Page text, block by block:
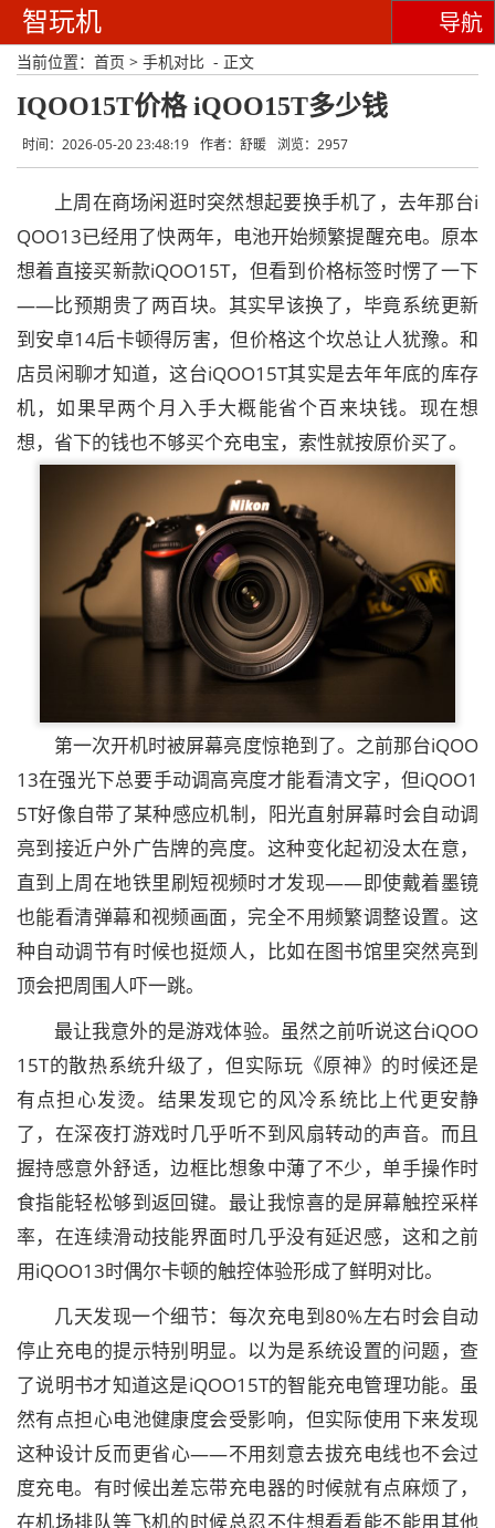
智玩机 导航
当前位置： 首页 > 手机对比 - 正文
IQOO15T价格 iQOO15T多少钱
时间：2026-05-20 23:48:19 作者：舒暖 浏览：2957
上周在商场闲逛时突然想起要换手机了，去年那台i
QOO13已经用了快两年，电池开始频繁提醒充电。原本
想着直接买新款iQOO15T，但看到价格标签时愣了一下
——比预期贵了两百块。其实早该换了，毕竟系统更新
到安卓14后卡顿得厉害，但价格这个坎总让人犹豫。和
店员闲聊才知道，这台iQOO15T其实是去年年底的库存
机，如果早两个月入手大概能省个百来块钱。现在想
想，省下的钱也不够买个充电宝，索性就按原价买了。
第一次开机时被屏幕亮度惊艳到了。之前那台iQOO
13在强光下总要手动调高亮度才能看清文字，但iQOO1
5T好像自带了某种感应机制，阳光直射屏幕时会自动调
亮到接近户外广告牌的亮度。这种变化起初没太在意，
直到上周在地铁里刷短视频时才发现——即使戴着墨镜
也能看清弹幕和视频画面，完全不用频繁调整设置。这
种自动调节有时候也挺烦人，比如在图书馆里突然亮到
顶会把周围人吓一跳。
最让我意外的是游戏体验。虽然之前听说这台iQOO
15T的散热系统升级了，但实际玩《原神》的时候还是
有点担心发烫。结果发现它的风冷系统比上代更安静
了，在深夜打游戏时几乎听不到风扇转动的声音。而且
握持感意外舒适，边框比想象中薄了不少，单手操作时
食指能轻松够到返回键。最让我惊喜的是屏幕触控采样
率，在连续滑动技能界面时几乎没有延迟感，这和之前
用iQOO13时偶尔卡顿的触控体验形成了鲜明对比。
几天发现一个细节：每次充电到80%左右时会自动
停止充电的提示特别明显。以为是系统设置的问题，查
了说明书才知道这是iQOO15T的智能充电管理功能。虽
然有点担心电池健康度会受影响，但实际使用下来发现
这种设计反而更省心——不用刻意去拔充电线也不会过
度充电。有时候出差忘带充电器的时候就有点麻烦了，
在机场排队等飞机的时候总忍不住想看看能不能用其他